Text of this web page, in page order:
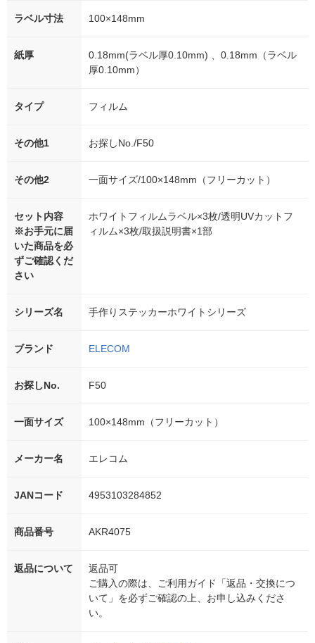
ラベル寸法 100×148mm
紙厚
0.18mm(ラベル厚0.10mm) 、0.18mm（ラベル
厚0.10mm）
タイプ フィルム
その他1 お探しNo./F50
その他2 一面サイズ/100×148mm（フリーカット）
セット内容
※お手元に届
いた商品を必
ずご確認くだ
さい
ホワイトフィルムラベル×3枚/透明UVカットフ
ィルム×3枚/取扱説明書×1部
シリーズ名 手作りステッカーホワイトシリーズ
ブランド ELECOM
お探しNo. F50
一面サイズ 100×148mm（フリーカット）
メーカー名 エレコム
JANコード 4953103284852
商品番号 AKR4075
返品について
返品可
ご購入の際は、ご利用ガイド「返品・交換につ
いて」を必ずご確認の上、お申し込みくださ
い。